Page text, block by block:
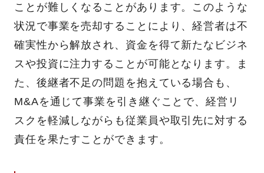
ことが難しくなることがあります。このような
状況で事業を売却することにより、経営者は不
確実性から解放され、資金を得て新たなビジネ
スや投資に注力することが可能となります。ま
た、後継者不足の問題を抱えている場合も、
M&Aを通じて事業を引き継ぐことで、経営リ
スクを軽減しながらも従業員や取引先に対する
責任を果たすことができます。